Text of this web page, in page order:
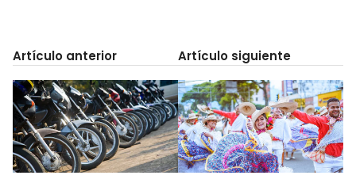
Artículo anterior Artículo siguiente